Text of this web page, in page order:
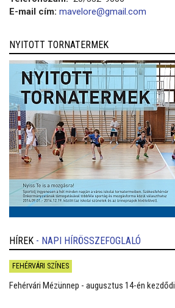
E-mail cím: mavelore@gmail.com
NYITOTT TORNATERMEK
HÍREK - NAPI HÍRÖSSZEFOGLALÓ
FEHÉRVÁRI SZÍNES
Fehérvári Mézünnep - augusztus 14-én